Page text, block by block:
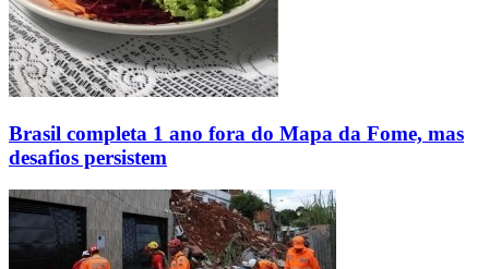
Brasil completa 1 ano fora do Mapa da Fome, mas
desafios persistem